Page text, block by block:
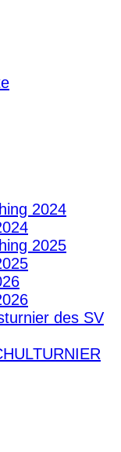
2024
2025
des SV